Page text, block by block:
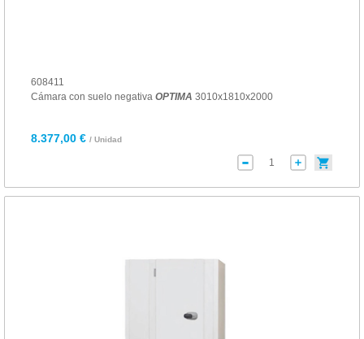
608411
Cámara con suelo negativa OPTIMA 3010x1810x2000
8.377,00 € / Unidad